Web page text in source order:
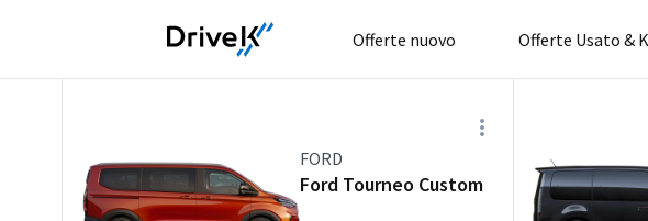
Offerte nuovo Offerte Usato &
FORD
Ford Tourneo Custom